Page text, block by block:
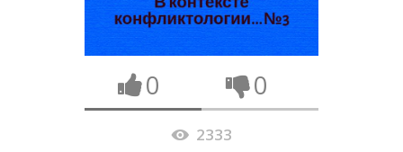
0 0
2333